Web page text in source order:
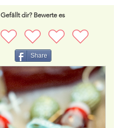
Gefällt dir? Bewerte es
Share